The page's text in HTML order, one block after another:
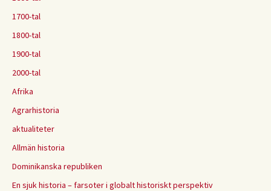
1700-tal
1800-tal
1900-tal
2000-tal
Afrika
Agrarhistoria
aktualiteter
Allmän historia
Dominikanska republiken
En sjuk historia – farsoter i globalt historiskt perspektiv